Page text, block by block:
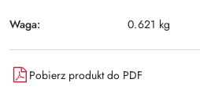
Waga: 0.621 kg
Pobierz produkt do PDF